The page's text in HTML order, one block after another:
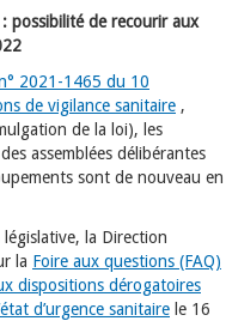
: possibilité de recourir aux
2021-1465 du 10
de vigilance sanitaire ,
de la loi), les
assemblées délibérantes
sont de nouveau en
la Direction
la Foire aux questions (FAQ)
dispositions dérogatoires
d’urgence sanitaire le 16